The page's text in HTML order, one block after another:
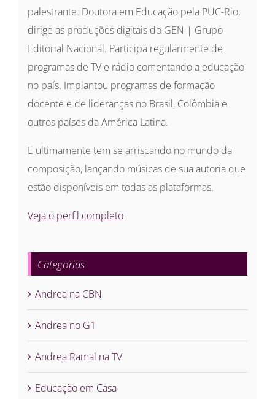
palestrante. Doutora em Educação pela PUC-Rio,
dirige as produções digitais do GEN | Grupo
Editorial Nacional. Participa regularmente de
programas de TV e rádio comentando a educação
no país. Implantou programas de formação
docente e de lideranças no Brasil, Colômbia e
outros países da América Latina.
E ultimamente tem se arriscando no mundo da
composição, lançando músicas de sua autoria que
estão disponíveis em todas as plataformas.
Veja o perfil completo
Categorias
Andrea na CBN
Andrea no G1
Andrea Ramal na TV
Educação em Casa